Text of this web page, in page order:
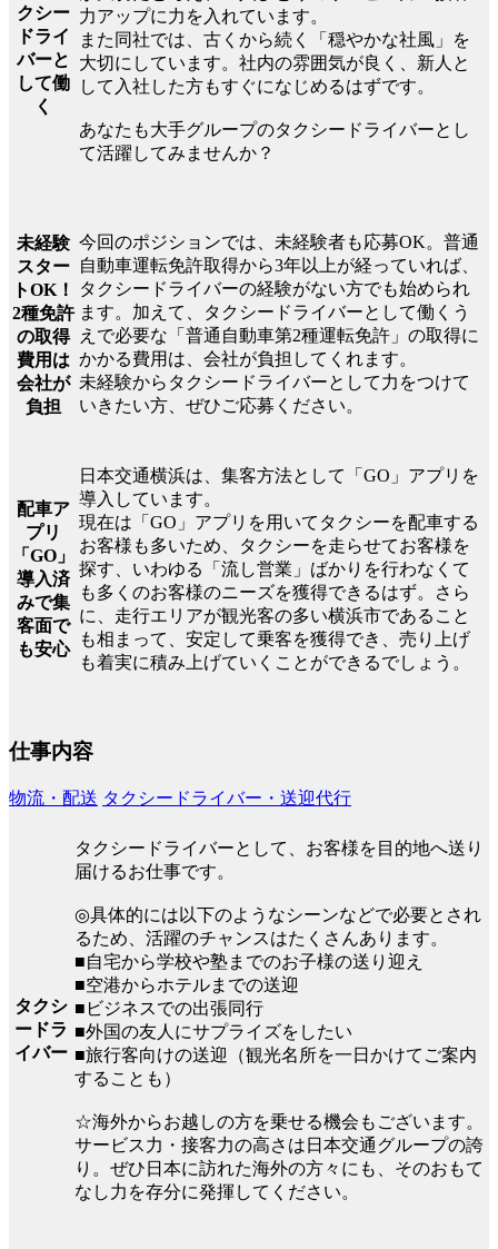
クシー
ドライ
バーと
して働
く
力アップに力を入れています。
また同社では、古くから続く「穏やかな社風」を
大切にしています。社内の雰囲気が良く、新人と
して入社した方もすぐになじめるはずです。
あなたも大手グループのタクシードライバーとし
て活躍してみませんか？
未経験
スター
トOK！
2種免許
の取得
費用は
会社が
負担
今回のポジションでは、未経験者も応募OK。普通
自動車運転免許取得から3年以上が経っていれば、
タクシードライバーの経験がない方でも始められ
ます。加えて、タクシードライバーとして働くう
えで必要な「普通自動車第2種運転免許」の取得に
かかる費用は、会社が負担してくれます。
未経験からタクシードライバーとして力をつけて
いきたい方、ぜひご応募ください。
配車ア
プリ
「GO」
導入済
みで集
客面で
も安心
日本交通横浜は、集客方法として「GO」アプリを
導入しています。
現在は「GO」アプリを用いてタクシーを配車する
お客様も多いため、タクシーを走らせてお客様を
探す、いわゆる「流し営業」ばかりを行わなくて
も多くのお客様のニーズを獲得できるはず。さら
に、走行エリアが観光客の多い横浜市であること
も相まって、安定して乗客を獲得でき、売り上げ
も着実に積み上げていくことができるでしょう。
仕事内容
物流・配送 タクシードライバー・送迎代行
タクシ
ードラ
イバー
タクシードライバーとして、お客様を目的地へ送り
届けるお仕事です。
◎具体的には以下のようなシーンなどで必要とされ
るため、活躍のチャンスはたくさんあります。
■自宅から学校や塾までのお子様の送り迎え
■空港からホテルまでの送迎
■ビジネスでの出張同行
■外国の友人にサプライズをしたい
■旅行客向けの送迎（観光名所を一日かけてご案内
することも）
☆海外からお越しの方を乗せる機会もございます。
サービス力・接客力の高さは日本交通グループの誇
り。ぜひ日本に訪れた海外の方々にも、そのおもて
なし力を存分に発揮してください。